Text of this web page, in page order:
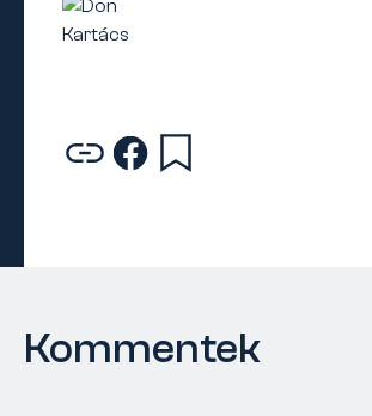
Kommentek